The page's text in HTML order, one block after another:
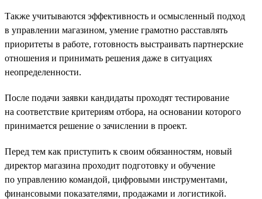
Также учитываются эффективность и осмысленный подход
в управлении магазином, умение грамотно расставлять
приоритеты в работе, готовность выстраивать партнерские
отношения и принимать решения даже в ситуациях
неопределенности.
После подачи заявки кандидаты проходят тестирование
на соответствие критериям отбора, на основании которого
принимается решение о зачислении в проект.
Перед тем как приступить к своим обязанностям, новый
директор магазина проходит подготовку и обучение
по управлению командой, цифровыми инструментами,
финансовыми показателями, продажами и логистикой.